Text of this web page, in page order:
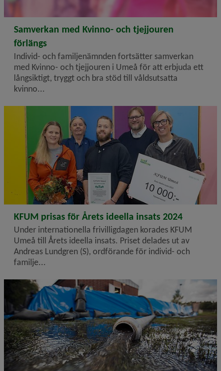
2024-12-18
Samverkan med Kvinno- och tjejjouren
förlängs
Individ- och familjenämnden fortsätter samverkan
med Kvinno- och tjejjouren i Umeå för att erbjuda ett
långsiktigt, tryggt och bra stöd till våldsutsatta
kvinno...
2024-12-06
KFUM prisas för Årets ideella insats 2024
Under internationella frivilligdagen korades KFUM
Umeå till Årets ideella insats. Priset delades ut av
Andreas Lundgren (S), ordförande för individ- och
familje...